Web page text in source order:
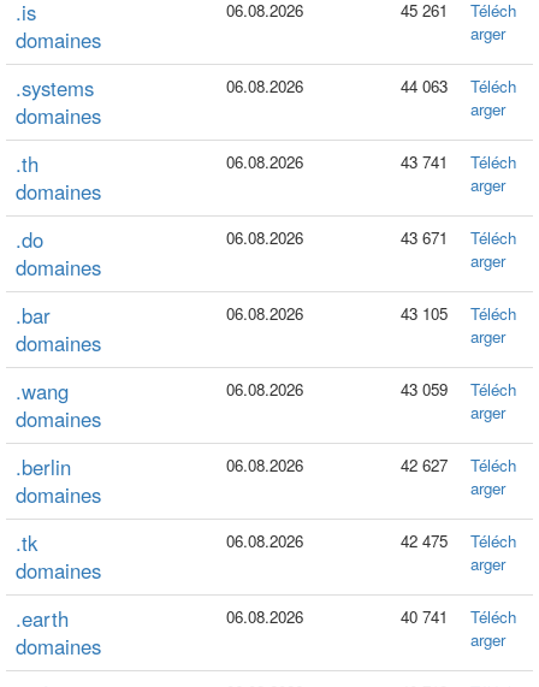
.is
domaines
06.08.2026 45 261
Téléch
arger
.systems
domaines
06.08.2026 44 063
Téléch
arger
.th
domaines
06.08.2026 43 741
Téléch
arger
.do
domaines
06.08.2026 43 671
Téléch
arger
.bar
domaines
06.08.2026 43 105
Téléch
arger
.wang
domaines
06.08.2026 43 059
Téléch
arger
.berlin
domaines
06.08.2026 42 627
Téléch
arger
.tk
domaines
06.08.2026 42 475
Téléch
arger
.earth
domaines
06.08.2026 40 741
Téléch
arger